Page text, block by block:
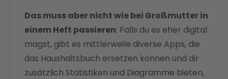
Das muss aber nicht wie bei Großmutter in
einem Heft passieren: Falls du es eher digital
magst, gibt es mittlerweile diverse Apps, die
das Haushaltsbuch ersetzen können und dir
zusätzlich Statistiken und Diagramme bieten,